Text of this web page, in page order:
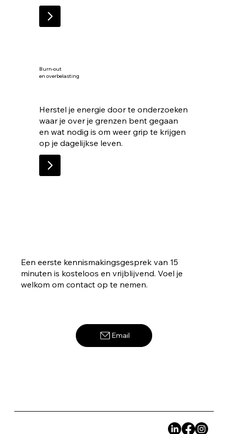
Burn-out
en overbelasting
Herstel je energie door te onderzoeken
waar je over je grenzen bent gegaan
en wat nodig is om weer grip te krijgen
op je dagelijkse leven.
Een eerste kennismakingsgesprek van 15
minuten is kosteloos en vrijblijvend. Voel je
welkom om contact op te nemen.
Email